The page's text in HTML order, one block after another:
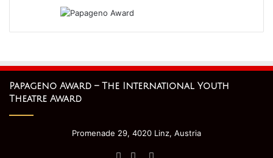
Papageno Award – The International Youth
Theatre Award
Promenade 29, 4020 Linz, Austria